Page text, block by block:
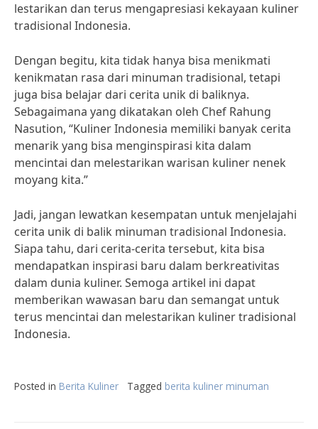
lestarikan dan terus mengapresiasi kekayaan kuliner
tradisional Indonesia.
Dengan begitu, kita tidak hanya bisa menikmati
kenikmatan rasa dari minuman tradisional, tetapi
juga bisa belajar dari cerita unik di baliknya.
Sebagaimana yang dikatakan oleh Chef Rahung
Nasution, “Kuliner Indonesia memiliki banyak cerita
menarik yang bisa menginspirasi kita dalam
mencintai dan melestarikan warisan kuliner nenek
moyang kita.”
Jadi, jangan lewatkan kesempatan untuk menjelajahi
cerita unik di balik minuman tradisional Indonesia.
Siapa tahu, dari cerita-cerita tersebut, kita bisa
mendapatkan inspirasi baru dalam berkreativitas
dalam dunia kuliner. Semoga artikel ini dapat
memberikan wawasan baru dan semangat untuk
terus mencintai dan melestarikan kuliner tradisional
Indonesia.
Posted in Berita Kuliner Tagged berita kuliner minuman